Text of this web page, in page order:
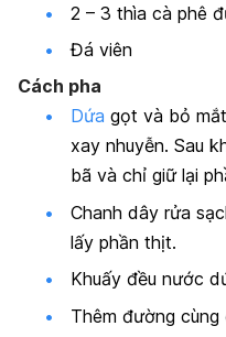
2 – 3 thìa cà phê
Đá viên
Cách pha
Dứa gọt và bỏ
xay nhuyễn. Sau
bã và chỉ giữ lại
Chanh dây rửa
lấy phần thịt.
Khuấy đều nước
Thêm đường